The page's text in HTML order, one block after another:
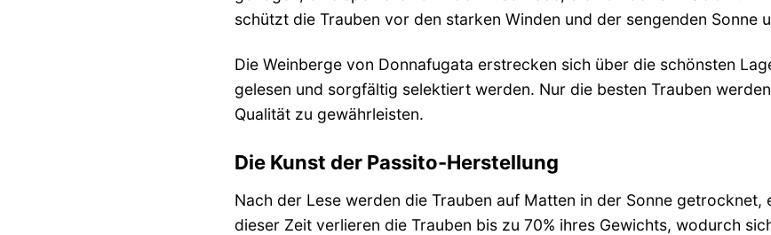
schützt die Trauben vor den starken Winden und der sengenden Sonne
Die Weinberge von Donnafugata erstrecken sich über die schönsten
gelesen und sorgfältig selektiert werden. Nur die besten Trauben
Qualität zu gewährleisten.
Die Kunst der Passito-Herstellung
Nach der Lese werden die Trauben auf Matten in der Sonne
dieser Zeit verlieren die Trauben bis zu 70% ihres Gewichts, wodurch